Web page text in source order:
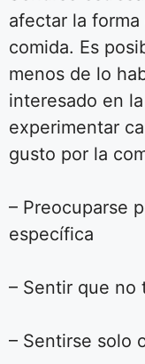
afectar la
comida. Es
menos de lo
interesado en
experimentar
gusto por la
– Preocuparse
específica
– Sentir que no
– Sentirse solo